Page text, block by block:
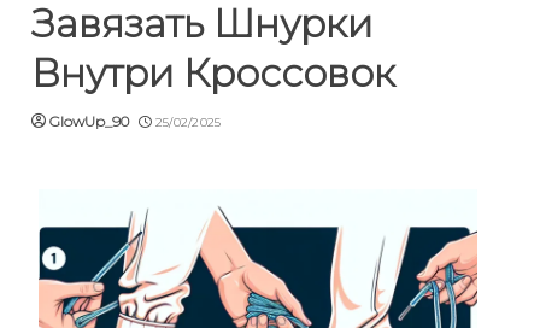
Завязать Шнурки
Внутри Кроссовок
GlowUp_90 25/02/2025